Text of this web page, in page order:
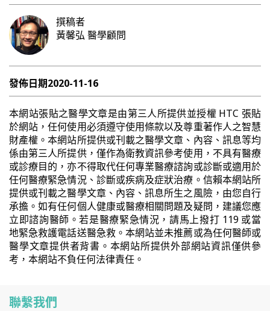
撰稿者
黃馨弘 醫學顧問
發佈日期2020-11-16
本網站張貼之醫學文章是由第三人所提供並授權 HTC 張貼
於網站，任何使用必須遵守使用條款以及尊重著作人之智慧
財產權。本網站所提供或刊載之醫學文章、內容、訊息等均
係由第三人所提供，僅作為衛教資訊參考使用，不具有醫療
或診療目的，亦不得取代任何專業醫療諮詢或診斷或適用於
任何醫療緊急情況、診斷或疾病及症狀治療。信賴本網站所
提供或刊載之醫學文章、內容、訊息所生之風險，由您自行
承擔。如有任何個人健康或醫療相關問題及疑問，建議您應
立即諮詢醫師。若是醫療緊急情況，請馬上撥打 119 或當
地緊急救護電話送醫急救。本網站並未推薦或為任何醫師或
醫學文章提供者背書。本網站所提供外部網站資訊僅供參
考，本網站不負任何法律責任。
聯繫我們